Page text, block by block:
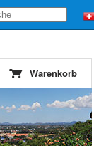
Warenkorb